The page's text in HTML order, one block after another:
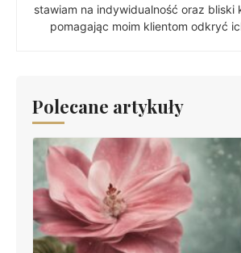
stawiam na indywidualność oraz bliski
pomagając moim klientom odkryć
Polecane artykuły